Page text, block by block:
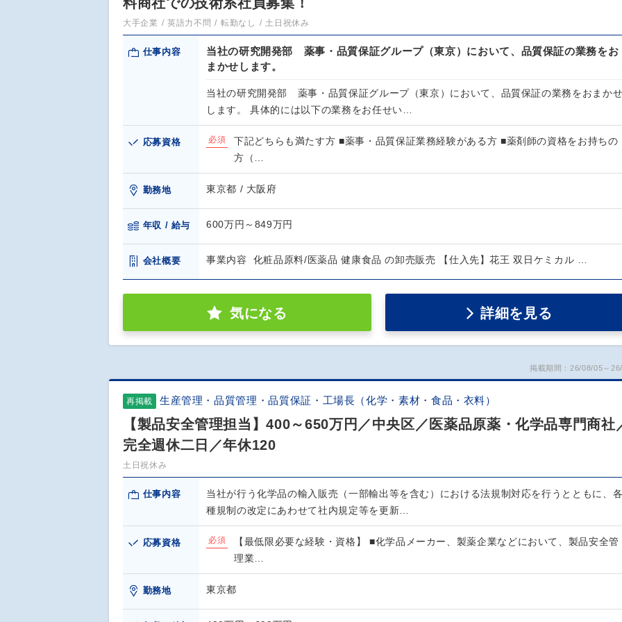
大手企業 英語力不問 転勤なし 土日祝休み
仕事内容
当社の研究開発部 薬事・品質保証グループ（東京）において、品質保証の業務をお
まかせします。
当社の研究開発部 薬事・品質保証グループ（東京）において、品質保証の業務をおまか
します。 具体的には以下の業務をお任せい…
応募資格 必須
下記どちらも満たす方 ■薬事・品質保証業務経験がある方 ■薬剤師の資格をお持ちの
方（…
勤務地 東京都 / 大阪府
年収 / 給与 600万円～849万円
会社概要 事業内容 化粧品原料/医薬品 健康食品 の卸売販売 【仕入先】花王 双日ケミカル …
気になる 詳細を見る
掲載期間：26/08/05～
再掲載 生産管理・品質管理・品質保証・工場長（化学・素材・食品・衣料）
【製品安全管理担当】400～650万円／中央区／医薬品原薬・化学品専門商社
完全週休二日／年休120
土日祝休み
仕事内容
当社が行う化学品の輸入販売（一部輸出等を含む）における法規制対応を行うとともに、
種規制の改定にあわせて社内規定等を更新…
応募資格 必須
【最低限必要な経験・資格】 ■化学品メーカー、製薬企業などにおいて、製品安全管
理業…
勤務地 東京都